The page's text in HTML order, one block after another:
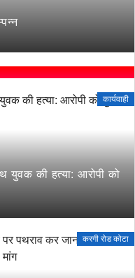
कार्यवाही
युवक की हत्या: आरोपी को
करगी रोड कोटा